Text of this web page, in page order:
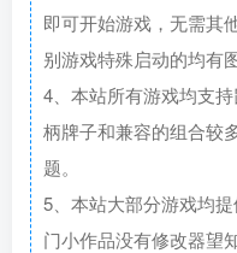
即可开始游戏，无需其
别游戏特殊启动的均有
4、本站所有游戏均支
柄牌子和兼容的组合较
题。
5、本站大部分游戏均
门小作品没有修改器望知